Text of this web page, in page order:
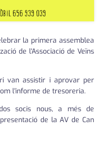
la primera assemblea
de l'Associació de Veïns
van assistir i aprovar per
l'informe de tresoreria.
socis nous, a més de
de la AV de Can